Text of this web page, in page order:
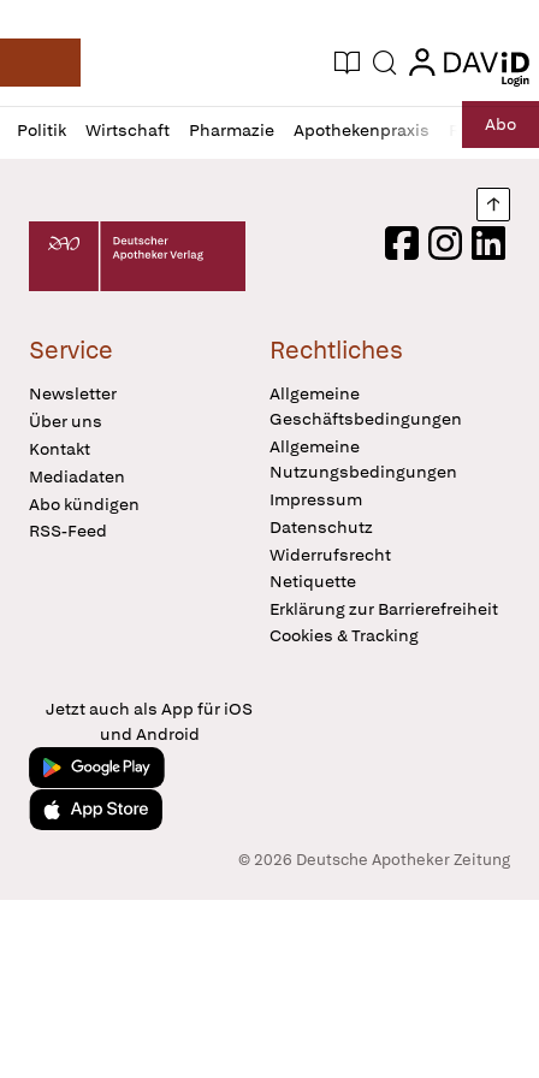
Deutsche Apotheker Zeitung
Aktuelle Ausgabe
Suche login
login
Politik Wirtschaft Pharmazie Apothekenpraxis RechtAbo
Profil
öffnen
Daz
Pur
Deutscher Apotheker Verlag Logo
FacebookInstagram
Service
Newsletter
Über uns
Kontakt
Mediadaten
Abo kündigen
RSS-Feed
Rechtliches
Allgemeine
Geschäftsbedingungen
Allgemeine
Nutzungsbedingungen
Impressum
Datenschutz
Widerrufsrecht
Netiquette
Erklärung zur Barrierefreiheit
Cookies & Tracking
Jetzt auch als App für iOS
und Android
Jetzt bei Google Play
Laden im App Store
© 2026 Deutsche Apotheker Zeitung